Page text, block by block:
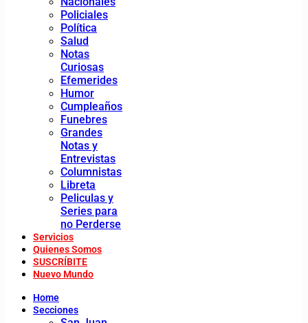
Policiales
Política
Salud
Notas
Curiosas
Efemerides
Humor
Cumpleaños
Funebres
Grandes
Notas y
Entrevistas
Columnistas
Libreta
Peliculas y
Series para
no Perderse
Servicios
Quienes Somos
SUSCRÍBITE
Nuevo Mundo
Home
Secciones